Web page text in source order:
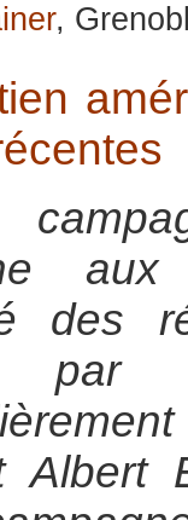
,
aux
des
Albert